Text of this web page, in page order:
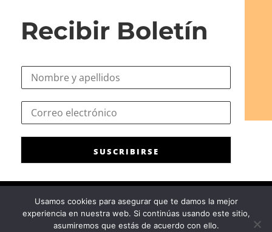
Recibir Boletín
N
r
e
e
c
r
n
c
C
o
e
c
SUSCRIBIRSE
Consejo General de la Psicología de España|Privacidad|Aviso
Legal| Política de cookies
Usamos cookies para asegurar que te damos la mejor
experiencia en nuestra web. Si continúas usando este sitio,
asumiremos que estás de acuerdo con ello.